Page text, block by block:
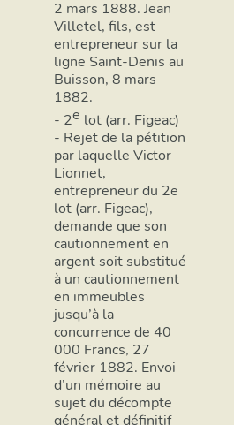
2 mars 1888. Jean
Villetel, fils, est
entrepreneur sur la
ligne Saint-Denis au
Buisson, 8 mars
1882.
- 2e lot (arr. Figeac)
- Rejet de la pétition
par laquelle Victor
Lionnet,
entrepreneur du 2e
lot (arr. Figeac),
demande que son
cautionnement en
argent soit substitué
à un cautionnement
en immeubles
jusqu’à la
concurrence de 40
000 Francs, 27
février 1882. Envoi
d’un mémoire au
sujet du décompte
général et définitif